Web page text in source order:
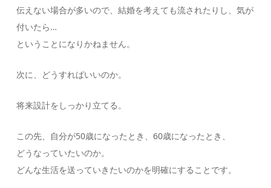
伝えない場合が多いので、結婚を考えても流されたりし、気が
付いたら…
ということになりかねません。
次に、どうすればいいのか。
将来設計をしっかり立てる。
この先、自分が50歳になったとき、60歳になったとき、
どうなっていたいのか。
どんな生活を送っていきたいのかを明確にすることです。